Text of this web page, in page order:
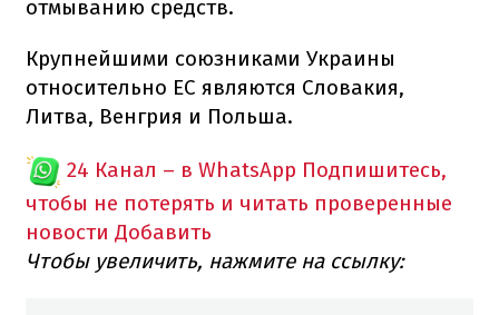
отмыванию средств.
Крупнейшими союзниками Украины
относительно ЕС являются Словакия,
Литва, Венгрия и Польша.
24 Канал – в WhatsApp Подпишитесь,
чтобы не потерять и читать проверенные
новости Добавить
Чтобы увеличить, нажмите на ссылку: